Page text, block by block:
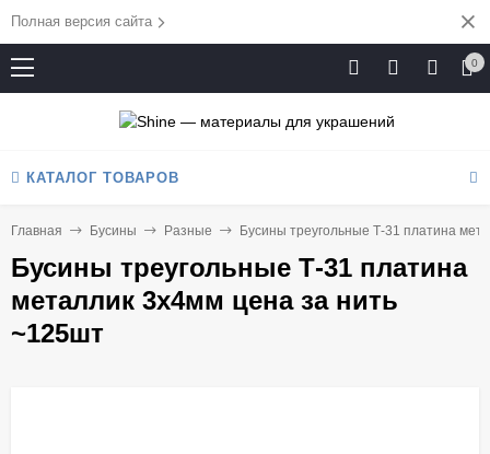
Полная версия сайта
0
КАТАЛОГ ТОВАРОВ
Главная Бусины Разные Бусины треугольные Т-31 платина
Бусины треугольные Т-31 платина
металлик 3х4мм цена за нить
~125шт